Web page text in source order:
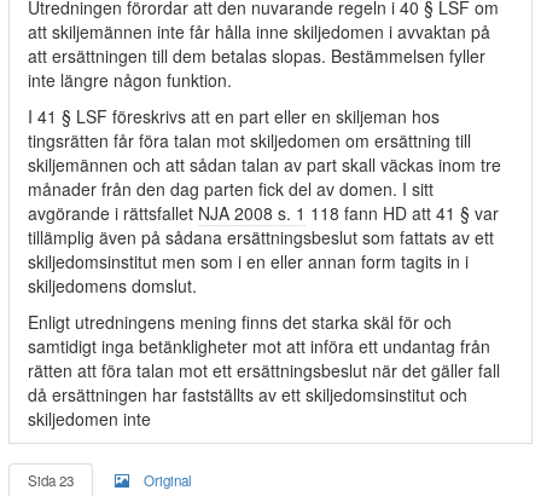
Utredningen förordar att den nuvarande regeln i 40 § LSF om
att skiljemännen inte får hålla inne skiljedomen i avvaktan på
att ersättningen till dem betalas slopas. Bestämmelsen fyller
inte längre någon funktion.
I 41 § LSF föreskrivs att en part eller en skiljeman hos
tingsrätten får föra talan mot skiljedomen om ersättning till
skiljemännen och att sådan talan av part skall väckas inom tre
månader från den dag parten fick del av domen. I sitt
avgörande i rättsfallet NJA 2008 s. 1 118 fann HD att 41 § var
tillämplig även på sådana ersättningsbeslut som fattats av ett
skiljedomsinstitut men som i en eller annan form tagits in i
skiljedomens domslut.
Enligt utredningens mening finns det starka skäl för och
samtidigt inga betänkligheter mot att införa ett undantag från
rätten att föra talan mot ett ersättningsbeslut när det gäller fall
då ersättningen har fastställts av ett skiljedomsinstitut och
skiljedomen inte
Sida 23 Original